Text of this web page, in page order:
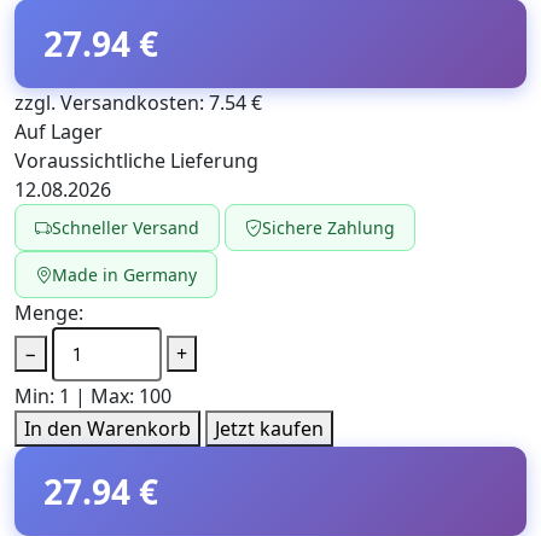
27.94 €
zzgl. Versandkosten: 7.54 €
Auf Lager
Voraussichtliche Lieferung
12.08.2026
Schneller Versand Sichere Zahlung
Made in Germany
Menge:
−
+
Min: 1 | Max: 100
In den Warenkorb
Jetzt kaufen
27.94 €